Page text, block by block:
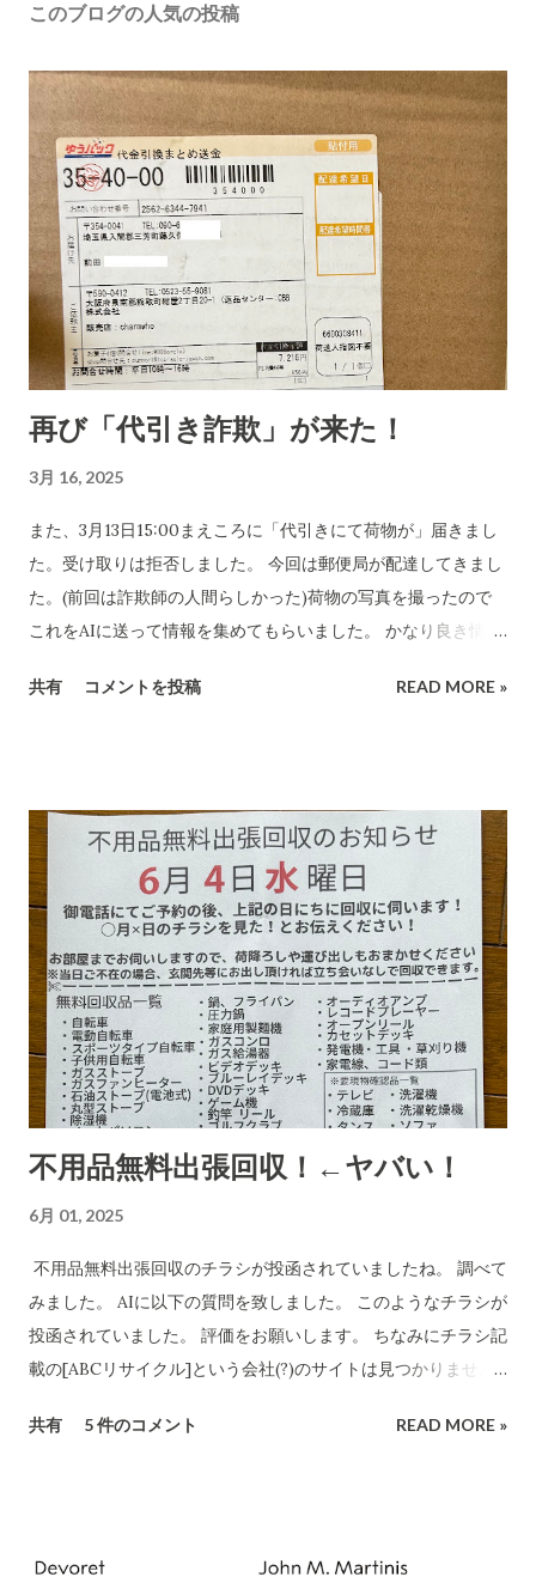
このブログの人気の投稿
再び「代引き詐欺」が来た！
3月 16, 2025
また、3月13日15:00まえころに「代引きにて荷物が」届きまし
た。受け取りは拒否しました。 今回は郵便局が配達してきまし
た。(前回は詐欺師の人間らしかった)荷物の写真を撮ったので
これをAIに送って情報を集めてもらいました。 かなり良き情報
さまざま考え抜いてやっています。 高齢の女性や意思表示がで
受ける郵便局とヤマトなど宅配会社にとっては上得意のお客さ
まであるのかもしれない???...(受取拒絶で返品になる確率はかな
り高いのでその返送時の運賃も売上となります。) 以下は、AI
の分析です。長文です。 詐欺にかかる心理についてもAIに分
析・解説をしてもらいました。 CBB 株式会社、および
「charmmsho」という販売店に関する詐欺やトラブル報告の
有無を確認します。また、送り主情報の詳細な住所や連絡先が
正式な企業情報と一致するかどうかも調べます。 Research
completed in 8m· 16 件の情報源 CBB株式会社および販売店
「charmmsho」に関する調査報告 会社所在地・連絡先の検証
CBB株式会社は法人登記上、「大阪府泉南郡熊取町紺屋2丁目
屋2-20-1」と記載されています​ CBB-SHYOJI.COM 。販売店
「charmmsho」のサイト上で表示されていた会社所在地がこ
の住所と一致している場合、一見すると所在地に関しては正式
な企業情報と合致していると言えます。 しかし、連絡先情報に
してメールアドレスのみを掲載しており、電話番号は公開され
く名古屋（052）エリアの番号です。実際に「052-355...
共有 コメントを投稿 READ MORE »
不用品無料出張回収！←ヤバい！
6月 01, 2025
不用品無料出張回収のチラシが投函されていましたね。 調べて
みました。 AIに以下の質問を致しました。 このようなチラシが
投函されていました。 評価をお願いします。 ちなみにチラシ記
載の[ABCリサイクル]という会社(?)のサイトは見つかりません
https://www.city.tokorozawa.saitama.jp/kurashi/gomi/shi
には所沢市の「一般廃棄物処理業」の許可が必要です。 「産業
共有 5 件のコメント READ MORE »